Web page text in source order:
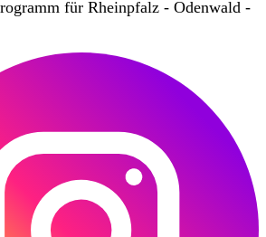
für Rheinpfalz - Odenwald -